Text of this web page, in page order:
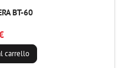
BT-60
carrello